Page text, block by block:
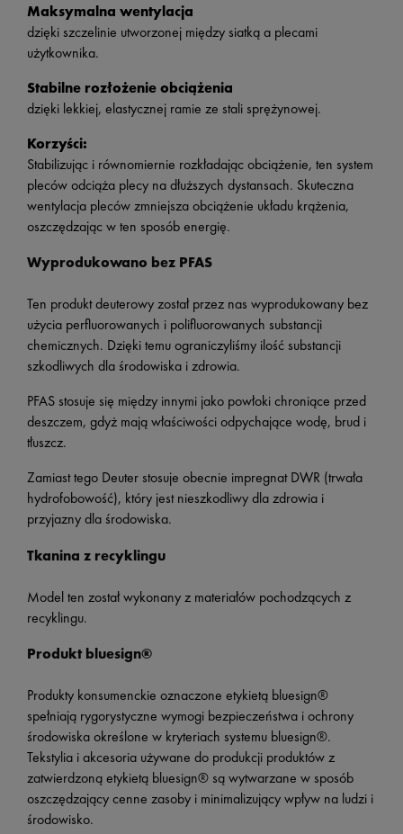
Maksymalna wentylacja
dzięki szczelinie utworzonej między siatką a plecami
użytkownika.
Stabilne rozłożenie obciążenia
dzięki lekkiej, elastycznej ramie ze stali sprężynowej.
Korzyści:
Stabilizując i równomiernie rozkładając obciążenie, ten system
pleców odciąża plecy na dłuższych dystansach. Skuteczna
wentylacja pleców zmniejsza obciążenie układu krążenia,
oszczędzając w ten sposób energię.
Wyprodukowano bez PFAS
Ten produkt deuterowy został przez nas wyprodukowany bez
użycia perfluorowanych i polifluorowanych substancji
chemicznych. Dzięki temu ograniczyliśmy ilość substancji
szkodliwych dla środowiska i zdrowia.
PFAS stosuje się między innymi jako powłoki chroniące przed
deszczem, gdyż mają właściwości odpychające wodę, brud i
tłuszcz.
Zamiast tego Deuter stosuje obecnie impregnat DWR (trwała
hydrofobowość), który jest nieszkodliwy dla zdrowia i
przyjazny dla środowiska.
Tkanina z recyklingu
Model ten został wykonany z materiałów pochodzących z
recyklingu.
Produkt bluesign®
Produkty konsumenckie oznaczone etykietą bluesign®
spełniają rygorystyczne wymogi bezpieczeństwa i ochrony
środowiska określone w kryteriach systemu bluesign®.
Tekstylia i akcesoria używane do produkcji produktów z
zatwierdzoną etykietą bluesign® są wytwarzane w sposób
oszczędzający cenne zasoby i minimalizujący wpływ na ludzi i
środowisko.